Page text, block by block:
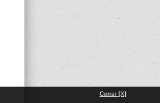
Cerrar [X]